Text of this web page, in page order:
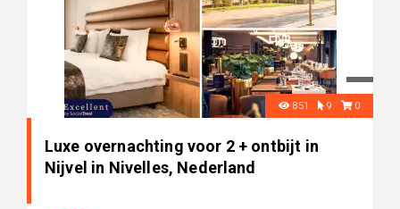
851 9 0
Luxe overnachting voor 2 + ontbijt in
Nijvel in Nivelles, Nederland